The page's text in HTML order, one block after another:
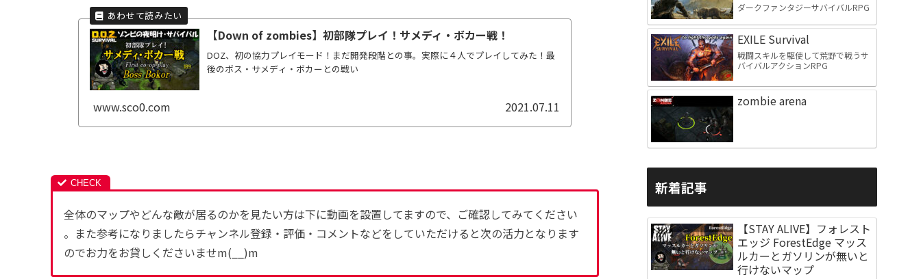
【Down of zombies】初部隊プレイ！サメディ・ボカー戦！
DOZ、初の協力プレイモード！まだ開発段階との事。実際に４人でプレイしてみた！最
後のボス・サメディ・ボカーとの戦い
www.sco0.com 2021.07.11
全体のマップやどんな敵が居るのかを見たい方は下に動画を設置してますので、ご確認してみてください
。また参考になりましたらチャンネル登録・評価・コメントなどをしていただけると次の活力となります
のでお力をお貸しくださいませm(__)m
ダークファンタジーサバイバルRPG
EXILE Survival
戦闘スキルを駆使して荒野で戦うサ
バイバルアクションRPG
zombie arena
新着記事
【STAY ALIVE】フォレスト
エッジ ForestEdge マッス
ルカーとガソリンが無いと
行けないマップ